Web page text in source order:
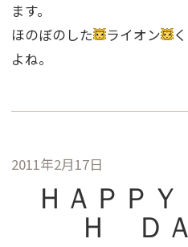
ます。
ほのぼのした
ライオン
よね。
2011年2月17日
ＨＡＰＰ
Ｈ Ｄ